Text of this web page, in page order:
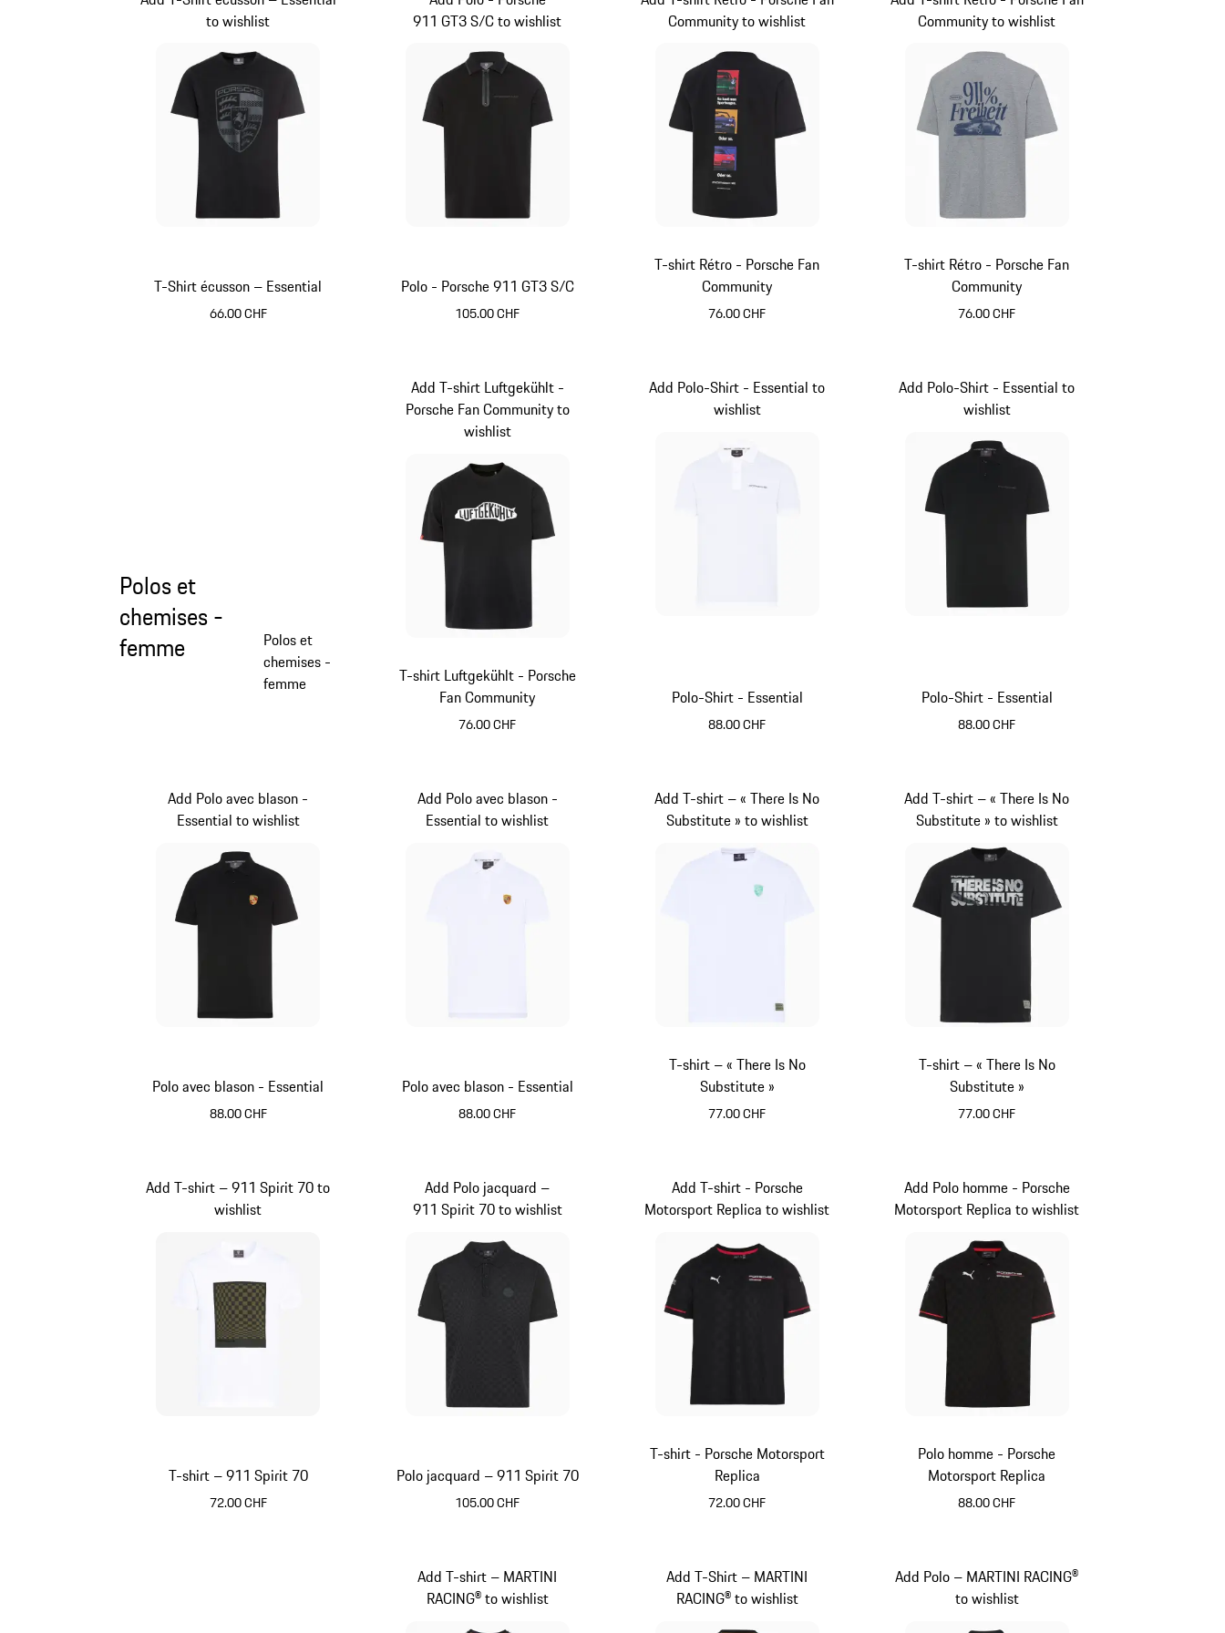
T-Shirt écusson – Essential
66.00 CHF
to wishlist
Polo - Porsche 911 GT3 S/C
105.00 CHF
911 GT3 S/C to wishlist
T-shirt Rétro - Porsche Fan
Community
76.00 CHF
Community to wishlist
T-shirt Rétro - Porsche Fan
Community
76.00 CHF
Community to wishlist
Polos et
chemises -
femme
Polos et
chemises -
femme
T-shirt Luftgekühlt - Porsche
Fan Community
76.00 CHF
Add T-shirt Luftgekühlt -
Porsche Fan Community to
wishlist
Polo-Shirt - Essential
88.00 CHF
Add Polo-Shirt - Essential to
wishlist
Polo-Shirt - Essential
88.00 CHF
Add Polo-Shirt - Essential to
wishlist
Polo avec blason - Essential
88.00 CHF
Add Polo avec blason -
Essential to wishlist
Polo avec blason - Essential
88.00 CHF
Add Polo avec blason -
Essential to wishlist
T-shirt – « There Is No
Substitute »
77.00 CHF
Add T-shirt – « There Is No
Substitute » to wishlist
T-shirt – « There Is No
Substitute »
77.00 CHF
Add T-shirt – « There Is No
Substitute » to wishlist
T-shirt – 911 Spirit 70
72.00 CHF
Add T-shirt – 911 Spirit 70 to
wishlist
Polo jacquard – 911 Spirit 70
105.00 CHF
Add Polo jacquard –
911 Spirit 70 to wishlist
T-shirt - Porsche Motorsport
Replica
72.00 CHF
Add T-shirt - Porsche
Motorsport Replica to wishlist
Polo homme - Porsche
Motorsport Replica
88.00 CHF
Add Polo homme - Porsche
Motorsport Replica to wishlist
Add T-shirt – MARTINI
RACING® to wishlist
Add T-Shirt – MARTINI
RACING® to wishlist
Add Polo – MARTINI RACING®
to wishlist